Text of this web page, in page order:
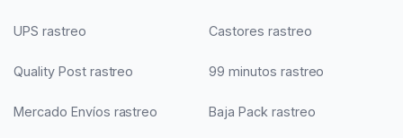
UPS rastreo Castores rastreo
Quality Post rastreo 99 minutos rastreo
Mercado Envíos rastreo Baja Pack rastreo